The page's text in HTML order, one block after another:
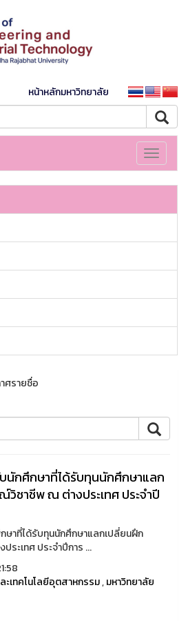
หน้าหลักมหาวิทยาลัย
Toggle
ศรายชื่อ
กศึกษาที่ได้รับทุนนักศึกษาแลก
วิชาชีพ ณ ต่างประเทศ ประจำปี
าที่ได้รับทุนนักศึกษาแลกเปลี่ยนฝึก
ะเทศ ประจำปีการ ...
เทคโนโลยีอุตสาหกรรม,มหาวิทยาลัย